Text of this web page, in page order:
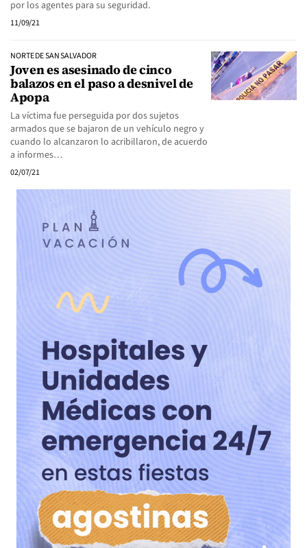
por los agentes para su seguridad.
11/09/21
NORTE DE SAN SALVADOR
Joven es asesinado de cinco
balazos en el paso a desnivel de
Apopa
La víctima fue perseguida por dos sujetos
armados que se bajaron de un vehículo negro y
cuando lo alcanzaron lo acribillaron, de acuerdo
a informes…
02/07/21